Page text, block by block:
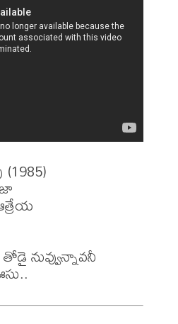
(1985)
నువ్వున్నావనీ